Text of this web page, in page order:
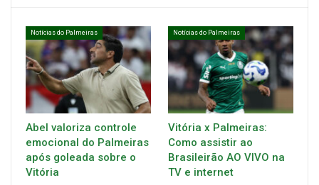
Notícias do Palmeiras
Abel valoriza controle
emocional do Palmeiras
após goleada sobre o
Vitória
Notícias do Palmeiras
Vitória x Palmeiras:
Como assistir ao
Brasileirão AO VIVO na
TV e internet